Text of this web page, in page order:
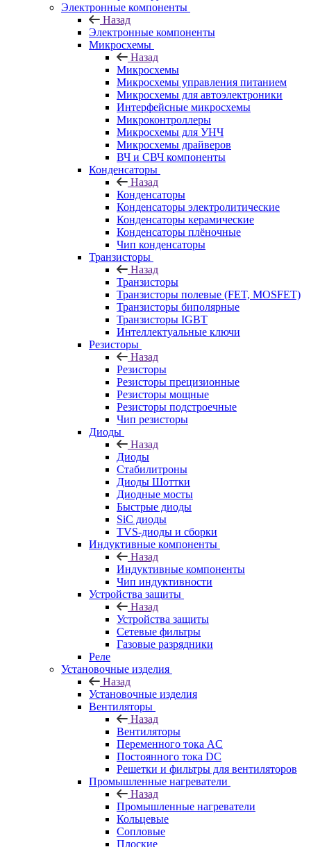
Электронные компоненты
Назад
Электронные компоненты
Микросхемы
Назад
Микросхемы
Микросхемы управления питанием
Микросхемы для автоэлектроники
Интерфейсные микросхемы
Микроконтроллеры
Микросхемы для УНЧ
Микросхемы драйверов
ВЧ и СВЧ компоненты
Конденсаторы
Назад
Конденсаторы
Конденсаторы электролитические
Конденсаторы керамические
Конденсаторы плёночные
Чип конденсаторы
Транзисторы
Назад
Транзисторы
Транзисторы полевые (FET, MOSFET)
Транзисторы биполярные
Транзисторы IGBT
Интеллектуальные ключи
Резисторы
Назад
Резисторы
Резисторы прецизионные
Резисторы мощные
Резисторы подстроечные
Чип резисторы
Диоды
Назад
Диоды
Стабилитроны
Диоды Шоттки
Диодные мосты
Быстрые диоды
SiC диоды
TVS-диоды и сборки
Индуктивные компоненты
Назад
Индуктивные компоненты
Чип индуктивности
Устройства защиты
Назад
Устройства защиты
Сетевые фильтры
Газовые разрядники
Реле
Установочные изделия
Назад
Установочные изделия
Вентиляторы
Назад
Вентиляторы
Переменного тока AC
Постоянного тока DC
Решетки и фильтры для вентиляторов
Промышленные нагреватели
Назад
Промышленные нагреватели
Кольцевые
Сопловые
Плоские